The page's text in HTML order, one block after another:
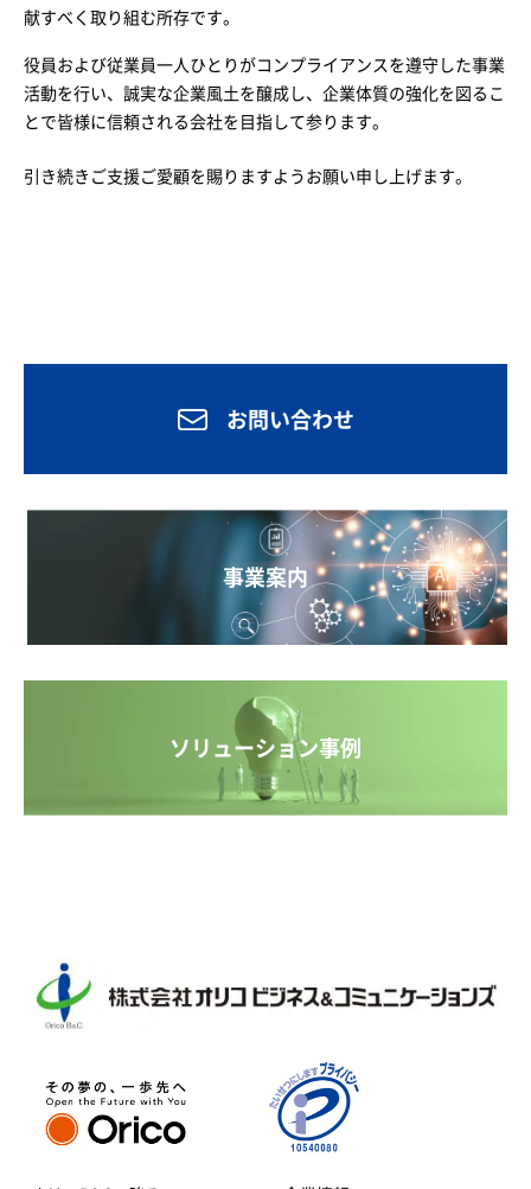
献すべく取り組む所存です。
役員および従業員一人ひとりがコンプライアンスを遵守した事業
活動を行い、誠実な企業風土を醸成し、企業体質の強化を図るこ
とで皆様に信頼される会社を目指して参ります。
引き続きご支援ご愛顧を賜りますようお願い申し上げます。
お問い合わせ
事業案内
ソリューション事例